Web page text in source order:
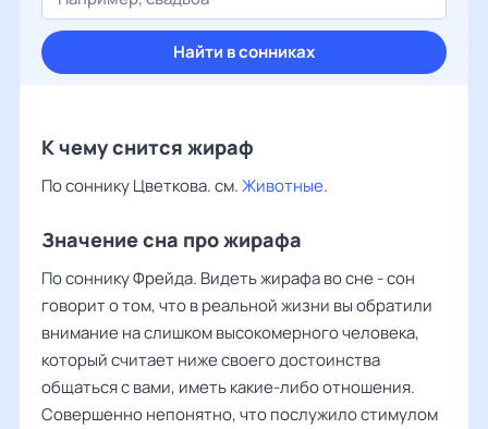
Найти в сонниках
К чему снится жираф
По соннику Цветкова. см.Животные.
Значение сна про жирафа
По соннику Фрейда. Видеть жирафа во сне - сон
говорит о том, что в реальной жизни вы обратили
внимание на слишком высокомерного человека,
который считает ниже своего достоинства
общаться с вами, иметь какие-либо отношения.
Совершенно непонятно, что послужило стимулом